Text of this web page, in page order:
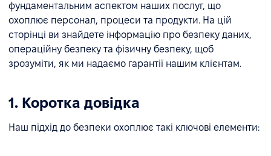
фундаментальним аспектом наших послуг, що
охоплює персонал, процеси та продукти. На цій
сторінці ви знайдете інформацію про безпеку даних,
операційну безпеку та фізичну безпеку, щоб
зрозуміти, як ми надаємо гарантії нашим клієнтам.
1. Коротка довідка
Наш підхід до безпеки охоплює такі ключові елементи: